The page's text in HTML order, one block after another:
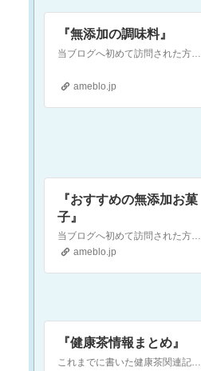
『無添加の調味料』
ameblo.jp
『おすすめの無添加お菓
子』
当ブログへ初めて訪問された方へ当ブログは『現代医療やワクチンに対して疑念を抱いている』という方や『食の安全(農薬・添加物etc.)に不安を感じている』という方…
ameblo.jp
『健康茶情報まとめ』
これまでに書いた健康茶関連記事のリンクを以下に貼り付けておきます気になるお茶があれば、ぜひ記事をチェックしてみてくださいねハブ茶『お勧めのお茶 〜ハブ茶〜』当…